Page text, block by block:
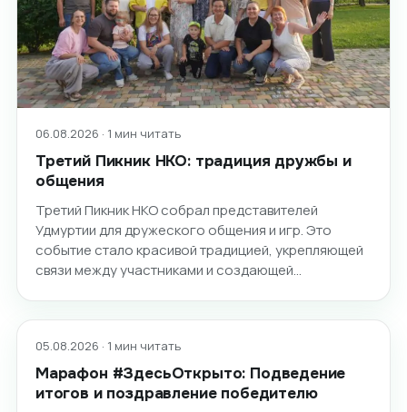
06.08.2026 · 1 мин читать
Третий Пикник НКО: традиция дружбы и
общения
Третий Пикник НКО собрал представителей
Удмуртии для дружеского общения и игр. Это
событие стало красивой традицией, укрепляющей
связи между участниками и создающей…
05.08.2026 · 1 мин читать
Марафон #ЗдесьОткрыто: Подведение
итогов и поздравление победителю